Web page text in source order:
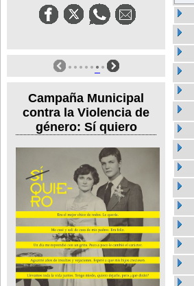
Campaña Municipal
contra la Violencia de
género: Sí quiero